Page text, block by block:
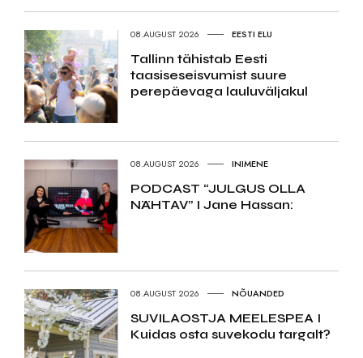
08.AUGUST 2026 EESTI ELU
Tallinn tähistab Eesti
taasiseseisvumist suure
perepäevaga lauluväljakul
08.AUGUST 2026 INIMENE
PODCAST “JULGUS OLLA
NÄHTAV” I Jane Hassan:
08.AUGUST 2026 NÕUANDED
SUVILAOSTJA MEELESPEA I
Kuidas osta suvekodu targalt?